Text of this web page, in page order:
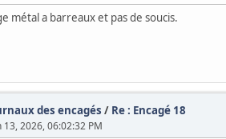
métal a barreaux et pas de soucis.
des encagés / Re : Encagé 18
13, 2026, 06:02:32 PM